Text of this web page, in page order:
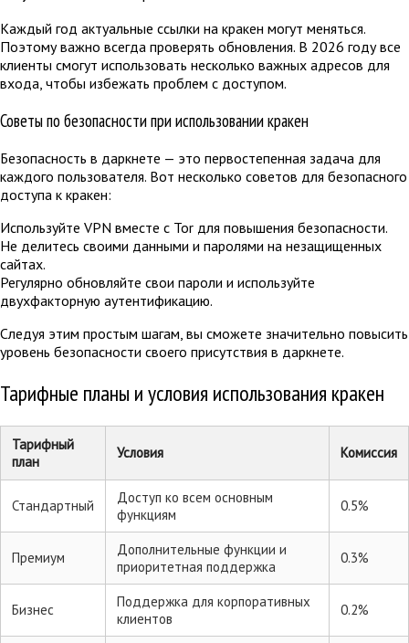
Каждый год актуальные ссылки на кракен могут меняться.
Поэтому важно всегда проверять обновления. В 2026 году все
клиенты смогут использовать несколько важных адресов для
входа, чтобы избежать проблем с доступом.
Советы по безопасности при использовании кракен
Безопасность в даркнете — это первостепенная задача для
каждого пользователя. Вот несколько советов для безопасного
доступа к кракен:
Используйте VPN вместе с Tor для повышения безопасности.
Не делитесь своими данными и паролями на незащищенных
сайтах.
Регулярно обновляйте свои пароли и используйте
двухфакторную аутентификацию.
Следуя этим простым шагам, вы сможете значительно повысить
уровень безопасности своего присутствия в даркнете.
Тарифные планы и условия использования кракен
Тарифный
план
Условия Комиссия
Стандартный
Доступ ко всем основным
функциям
0.5%
Премиум
Дополнительные функции и
приоритетная поддержка
0.3%
Бизнес
Поддержка для корпоративных
клиентов
0.2%